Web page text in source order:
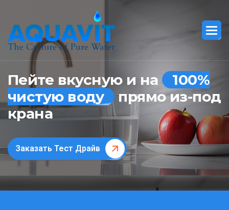
Пейте вкусную и на
100%
чистую воду прямо из-под
крана
Заказать Тест Драйв